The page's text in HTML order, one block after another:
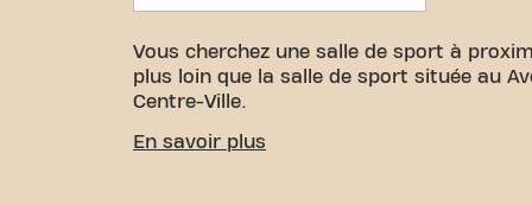
Vous cherchez une salle de sport à
plus loin que la salle de sport située au
Centre-Ville.
Nous savons à quel point il est
En savoir plus